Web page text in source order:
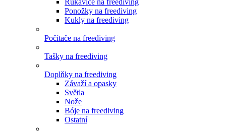
Rukavice na freediving
Ponožky na freediving
Kukly na freediving
Počítače na freediving
Tašky na freediving
Doplňky na freediving
Závaží a opasky
Světla
Nože
Bóje na freediving
Ostatní